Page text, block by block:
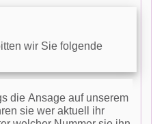
wir Sie folgende
die Ansage auf unserem
sie wer aktuell ihr